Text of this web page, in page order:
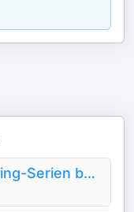
Serienweise - Streaming-Serien bei Netflix, Disney+ und Co.